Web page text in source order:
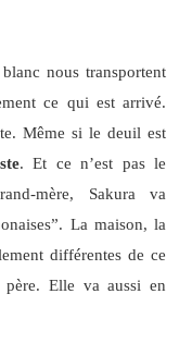
nous transportent
ce qui est arrivé.
Même si le deuil est
. Et ce n’est pas le
mère, Sakura va
La maison, la
différentes de ce
Elle va aussi en